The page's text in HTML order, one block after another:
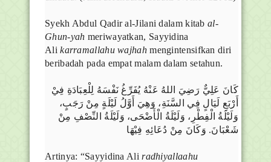
Syekh Abdul Qadir al-Jilani dalam kitab al-
Ghun-yah meriwayatkan, Sayyidina
Alikarramallahu wajhahmengintensifkan diri
beribadah pada empat malam dalam setahun.
كَانَ عَلِيٌّ رَضِيَ اللهُ عَنْهُ يُفَرِّغُ نَفْسَهُ لِلْعِبَادَةِ فِيْ
أَرْبَعِ لَيَالٍ فِي السَّنَةِ، وَهِيَ أَوَّلُ لَيْلَةٍ مِنْ رَجَبٍ،
وَلَيْلَةُ الْفِطْرِ، وَلَيْلَةُ الْأَضْحَى، وَلَيْلَةُ النِّصْفِ مِنْ
شَعْبَانَ. وَكَانَ مِنْ دُعَائِهِ فِيْهَا
Artinya: “Sayyidina Aliradhiyallaahu